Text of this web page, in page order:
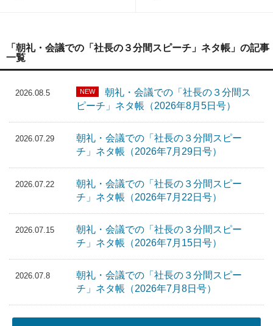
「朝礼・会議での「社長の３分間スピーチ」ネタ帳」の記事
一覧
2026.08.5 NEW
朝礼・会議での「社長の３分間ス
ピーチ」ネタ帳（2026年8月5日号）
2026.07.29
朝礼・会議での「社長の３分間スピー
チ」ネタ帳（2026年7月29日号）
2026.07.22
朝礼・会議での「社長の３分間スピー
チ」ネタ帳（2026年7月22日号）
2026.07.15
朝礼・会議での「社長の３分間スピー
チ」ネタ帳（2026年7月15日号）
2026.07.8
朝礼・会議での「社長の３分間スピー
チ」ネタ帳（2026年7月8日号）